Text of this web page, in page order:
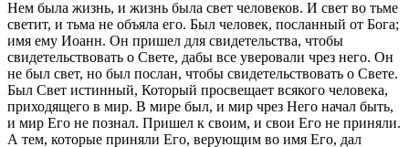
Нем была жизнь, и жизнь была свет человеков. И свет во тьме
светит, и тьма не объяла его. Был человек, посланный от Бога;
имя ему Иоанн. Он пришел для свидетельства, чтобы
свидетельствовать о Свете, дабы все уверовали чрез него. Он
не был свет, но был послан, чтобы свидетельствовать о Свете.
Был Свет истинный, Который просвещает всякого человека,
приходящего в мир. В мире был, и мир чрез Него начал быть,
и мир Его не познал. Пришел к своим, и свои Его не приняли.
А тем, которые приняли Его, верующим во имя Его, дал